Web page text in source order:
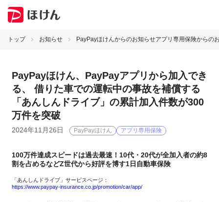
トップ お知らせ PayPayほけんからのお知らせアプリ専用保険からの
PayPayほけん、PayPayアプリから加入でき
る、 借りた車での運転中の事故を補償する
「あんしんドライブ」の累計加入件数が300
万件を突破
2024年11月26日 PayPayほけん アプリ専用保険
100万件達成スピードは過去最速！10代・20代が全加入者の約8
割を占めるなどZ世代から好評を博す1日自動車保険
「あんしんドライブ」サービスページ：
https://www.paypay-insurance.co.jp/promotion/car/app/